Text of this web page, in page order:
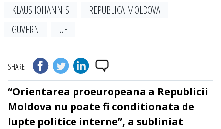
KLAUS IOHANNIS
REPUBLICA MOLDOVA
GUVERN
UE
SHARE
“Orientarea proeuropeana a Republicii
Moldova nu poate fi conditionata de
lupte politice interne”, a subliniat